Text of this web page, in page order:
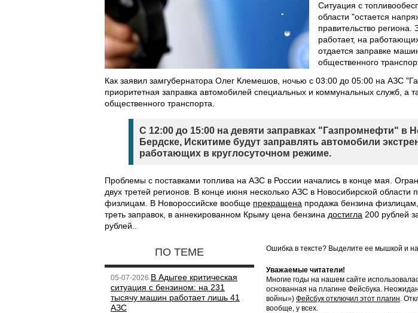
Ситуация с
области "остается
правительство региона.
работает, на
отдается заправке
общественного
Как заявил замгубернатора Олег Клемешов, ночью с 03:00 до 05:00 на АЗС
приоритетная заправка автомобилей специальных и коммунальных служб, а
общественного транспорта.
С 12:00 до 15:00 на девяти заправках "Газпромнефти" в
Бердске, Искитиме будут заправлять автомобили
работающих в круглосуточном режиме.
Проблемы с поставками топлива на АЗС в России начались в конце мая.
двух третей регионов. В конце июня несколько АЗС в Новосибирской области
физлицам. В Новороссийске вообще прекращена продажа бензина
треть заправок, в аннекированном Крыму цена бензина достигла 200 рублей
рублей..
ПО ТЕМЕ
05-07-2026 В Адыгее критическая
ситуация с бензином: на 231
тысячу машин работает лишь 41
АЗС
Ошибка в тексте? Выделите ее мышкой и
Уважаемые читатели!
Многие годы на нашем сайте
основанная на плагине Фейсбука.
войны») Фейсбук отключил этот плагин.
вообще, у всех.